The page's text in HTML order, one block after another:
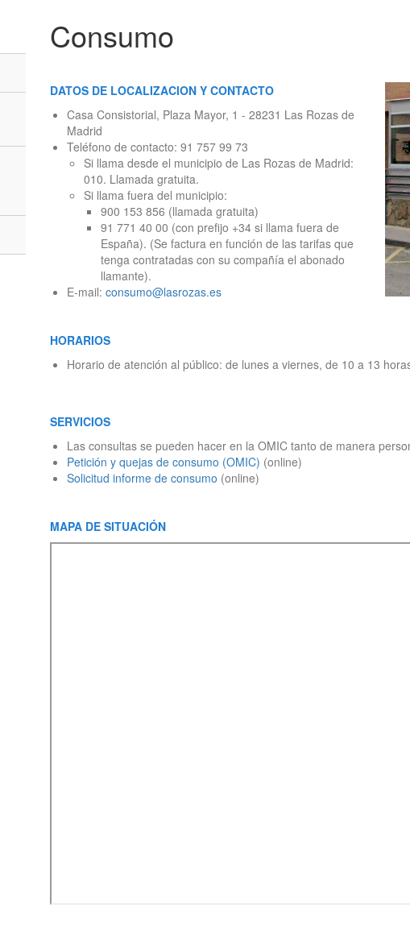
Consumo
DATOS DE LOCALIZACION Y CONTACTO
Casa Consistorial, Plaza Mayor, 1 - 28231 Las Rozas de
Madrid
Teléfono de contacto: 91 757 99 73
Si llama desde el municipio de Las Rozas de Madrid:
010. Llamada gratuita.
Si llama fuera del municipio:
900 153 856 (llamada gratuita)
91 771 40 00 (con prefijo +34 si llama fuera de
España). (Se factura en función de las tarifas que
tenga contratadas con su compañía el abonado
llamante).
E-mail: consumo@lasrozas.es
HORARIOS
Horario de atención al público: de lunes a viernes, de 10 a 13
SERVICIOS
Las consultas se pueden hacer en la OMIC tanto de manera
Petición y quejas de consumo (OMIC) (online)
Solicitud informe de consumo (online)
MAPA DE SITUACIÓN